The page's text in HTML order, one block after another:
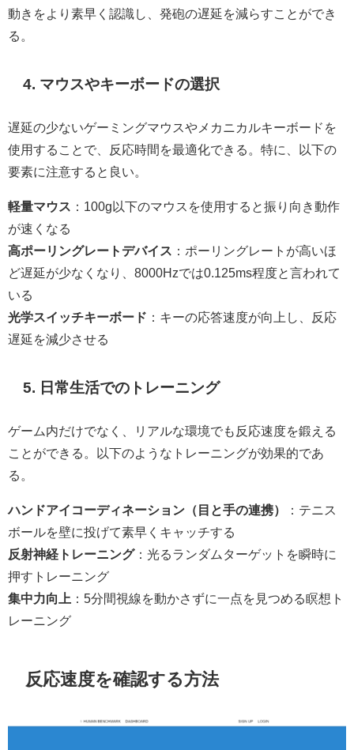
動きをより素早く認識し、発砲の遅延を減らすことができ
る。
4. マウスやキーボードの選択
遅延の少ないゲーミングマウスやメカニカルキーボードを
使用することで、反応時間を最適化できる。特に、以下の
要素に注意すると良い。
軽量マウス ：100g以下のマウスを使用すると振り向き動作
が速くなる
高ポーリングレートデバイス ：ポーリングレートが高いほ
ど遅延が少なくなり、8000Hzでは0.125ms程度と言われて
いる
光学スイッチキーボード ：キーの応答速度が向上し、反応
遅延を減少させる
5. 日常生活でのトレーニング
ゲーム内だけでなく、リアルな環境でも反応速度を鍛える
ことができる。以下のようなトレーニングが効果的であ
る。
ハンドアイコーディネーション（目と手の連携）
：テニス
ボールを壁に投げて素早くキャッチする
反射神経トレーニング：光るランダムターゲットを瞬時に
押すトレーニング
集中力向上 ：5分間視線を動かさずに一点を見つめる瞑想ト
レーニング
反応速度を確認する方法